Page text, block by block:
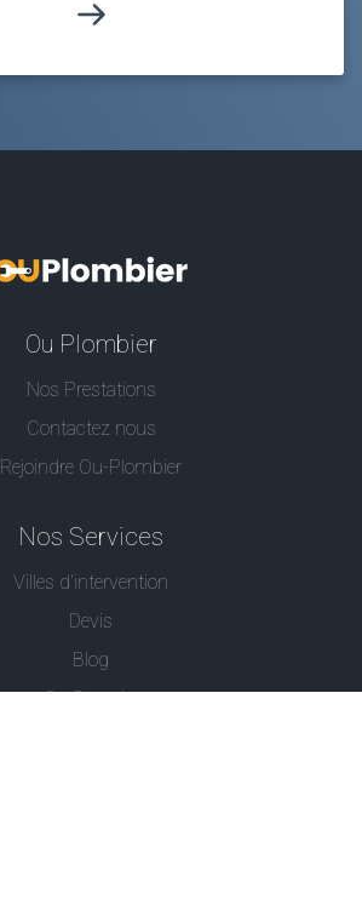
Ou Plombier
Nos Prestations
Contactez nous
Rejoindre Ou-Plombier
Nos Services
Villes d'intervention
Devis
Blog
Ou Serrurier